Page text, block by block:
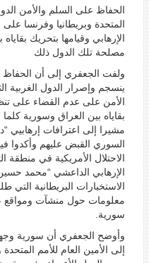
الحفاظ على السلم والأمن
المتحدة وبريطانيا وفرنسا
الإرهابي وقيامها بتحريك
مصلحة تلك الدول ذلك
ولفت الجعفري إلى أن الحفاظ
ينسجم وإصرار الدول الغربية
الأمن على عدم القضاء على
بقاياه بين العراق وسورية
مشيرا إلى اعترافات إرهابيي
السوري القبض عليهم وأكدوا
الاحتلال الأمريكية في منطقة
الإرهابي الداعشي “محمد
الاستخبارات البريطانية التي
معلومات حول منشآت
سورية.
وأوضح الجعفري أن سورية
إلى الأمين العام للأمم